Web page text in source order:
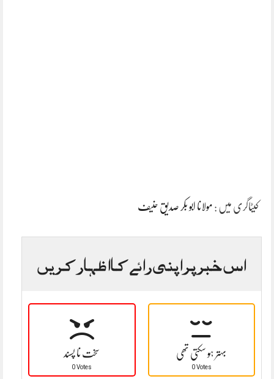
کیٹاگری میں : مولانا ابو بکر صدیق حنیف
اس خبر پر اپنی رائے کا اظہار کریں
سخت نا پسند
0 Votes
بہتر ہو سکتی تھی
0 Votes